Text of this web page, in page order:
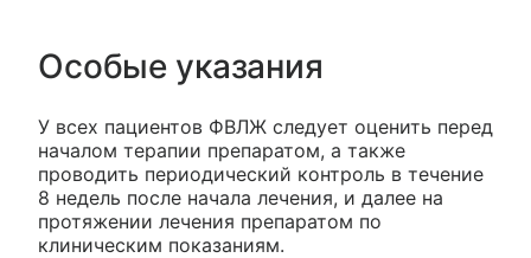
Особые указания
У всех пациентов ФВЛЖ следует оценить перед
началом терапии препаратом, а также
проводить периодический контроль в течение
8 недель после начала лечения, и далее на
протяжении лечения препаратом по
клиническим показаниям.